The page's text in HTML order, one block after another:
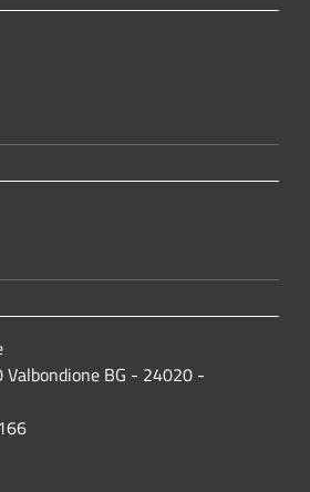
BG - 24020 -